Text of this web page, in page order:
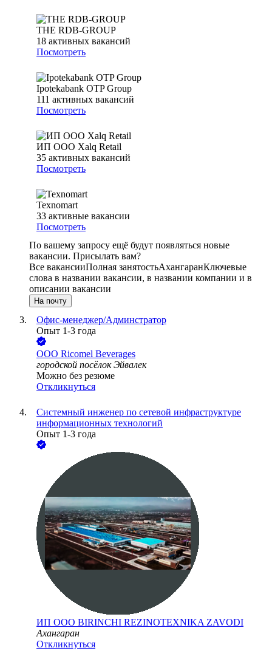
THE RDB-GROUP
18 активных вакансий
Посмотреть
Ipotekabank OTP Group
111 активных вакансий
Посмотреть
ИП ООО Xalq Retail
35 активных вакансий
Посмотреть
Texnomart
33 активные вакансии
Посмотреть
По вашему запросу ещё будут появляться новые
вакансии. Присылать вам?
Все вакансииПолная занятостьАхангаранКлючевые
слова в названии вакансии, в названии компании и в
описании вакансии
На почту
Офис-менеджер/Админстратор
Опыт 1-3 года
ООО Ricomel Beverages
городской посёлок Эйвалек
Можно без резюме
Откликнуться
Системный инженер по сетевой инфраструктуре
информационных технологий
Опыт 1-3 года
ИП ООО BIRINCHI REZINOTEXNIKA ZAVODI
Ахангаран
Откликнуться